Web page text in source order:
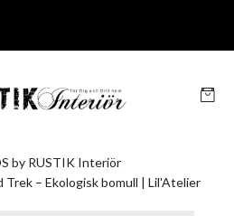
by RUSTIK Interiör
– Ekologisk bomull | Lil'Atelier